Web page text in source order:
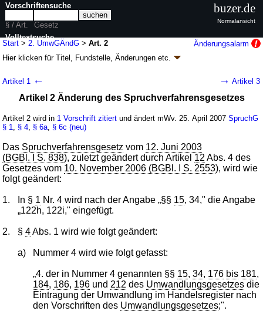
Start > 2. UmwGÄndG >Art. 2
Änderungsalarm
Hier klicken fürTitel, Fundstelle, Änderungen etc.
Umwandlungsgesetzes (2. UmwGÄndG
k.a.Abk.)
G. v. 19.04.2007 BGBl. I S. 542 ( Nr. 15 ); Geltung ab 25.04.2007
5 Änderungen
| Drucksachen / Entwurf / Begründung
wird in 5 Vorschriften zitiert
Artikel 1 ← → Artikel 3
Artikel 2 Änderung des Spruchverfahrensgesetzes
Artikel 2 wird in 1 Vorschrift zitiert und ändert mWv. 25. April 2007SpruchG
§ 1
§ 4 § 6a § 6c (neu)
Das Spruchverfahrensgesetz vom 12. Juni 2003
(BGBl. I S. 838), zuletzt geändert durch Artikel 12 Abs. 4 des
Gesetzes vom 10. November 2006 (BGBl. I S. 2553), wird wie
folgt geändert:
1. In § 1 Nr. 4 wird nach der Angabe „§§ 15, 34," die Angabe
„122h, 122i," eingefügt.
2. §4Abs. 1 wird wie folgt geändert:
a) Nummer 4 wird wie folgt gefasst:
„4. der in Nummer 4 genannten §§ 15, 34, 176 bis 181,
184, 186, 196und 212 des Umwandlungsgesetzesdie
Eintragung der Umwandlung im Handelsregister nach
den Vorschriften des Umwandlungsgesetzes;".
Vorschriftensuche
§ / Art.
Gesetz
Volltextsuche
nur in 2. UmwGÄndG
buzer.de
Normalansicht